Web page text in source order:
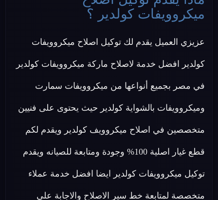
ميكروويفات كولدير ؟
عزيزي العميل يقدم لك توكيل اصلاح ميكروويفات
كولدير افضل خدمة لاصلاح ماركة ميكروويفات كولدير
في مصر بجميع أنواعها من ميكروويفات سمارت
وميكروويفات بالشواية كولدير حيث يحتوى على فنيين
متخصصين في اصلاح ميكروويف كولدير ويقدم لكم
قطع غيار اصلية 100% وجودة ومتابعة للصيانه ويقدم
توكيل ميكروويفات كولدير ايضا افضل خدمة عملاء
متخصصة لمتابعة خط سير الاصلاح والاجابة علي